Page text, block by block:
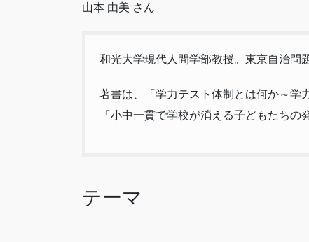
山本 由美 さん
和光大学現代人間学部教授。東京自治問
著書は、「学力テスト体制とは何か～学
「小中一貫で学校が消える子どもたち
テーマ